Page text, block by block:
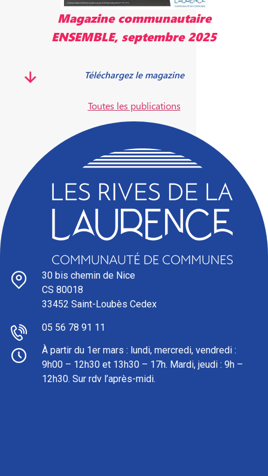
30 bis chemin de Nice
CS 80018
33452 Saint-Loubès Cedex
05 56 78 91 11
À partir du 1er mars : l undi, mercredi, vendredi :
9h00 – 12h30 et 13h30 – 17h. Mardi, jeudi : 9h –
12h30. Sur rdv l’après-midi.
Magazine communautaire
ENSEMBLE, septembre 2025
Téléchargez le magazine
Toutes les publications